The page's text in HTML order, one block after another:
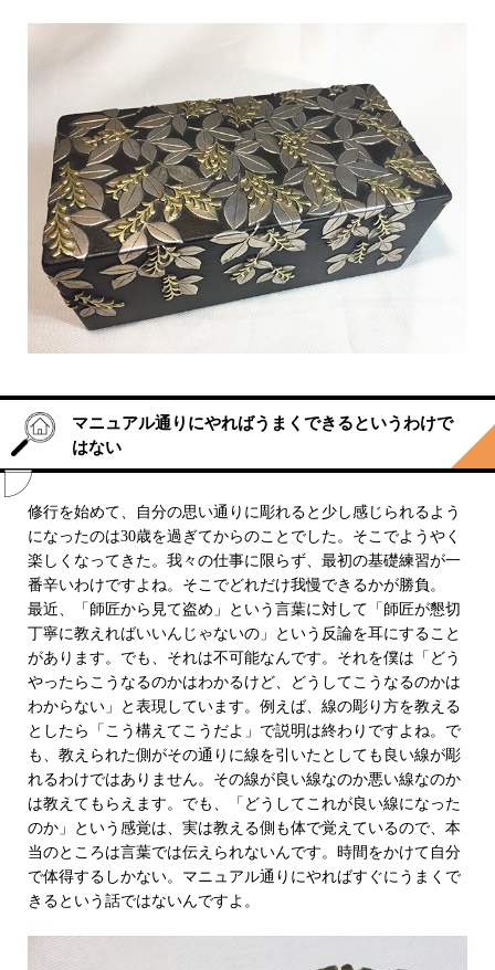
マニュアル通りにやればうまくできるというわけで
はない
修行を始めて、自分の思い通りに彫れると少し感じられるよう
になったのは30歳を過ぎてからのことでした。そこでようやく
楽しくなってきた。我々の仕事に限らず、最初の基礎練習が一
番辛いわけですよね。そこでどれだけ我慢できるかが勝負。
最近、「師匠から見て盗め」という言葉に対して「師匠が懇切
丁寧に教えればいいんじゃないの」という反論を耳にすること
があります。でも、それは不可能なんです。それを僕は「どう
やったらこうなるのかはわかるけど、どうしてこうなるのかは
わからない」と表現しています。例えば、線の彫り方を教える
としたら「こう構えてこうだよ」で説明は終わりですよね。で
も、教えられた側がその通りに線を引いたとしても良い線が彫
れるわけではありません。その線が良い線なのか悪い線なのか
は教えてもらえます。でも、「どうしてこれが良い線になった
のか」という感覚は、実は教える側も体で覚えているので、本
当のところは言葉では伝えられないんです。時間をかけて自分
で体得するしかない。マニュアル通りにやればすぐにうまくで
きるという話ではないんですよ。